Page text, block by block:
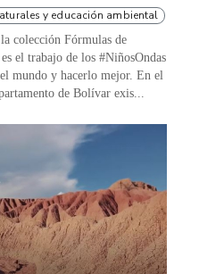
y educación ambiental
colección Fórmulas de
el trabajo de los #NiñosOndas
mundo y hacerlo mejor. En el
de Bolívar exis...